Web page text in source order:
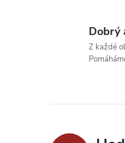
Dobrý
Z každé